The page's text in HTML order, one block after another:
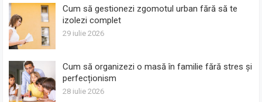
Cum să gestionezi zgomotul urban fără să te
izolezi complet
29 iulie 2026
Cum să organizezi o masă în familie fără stres și
perfecționism
28 iulie 2026